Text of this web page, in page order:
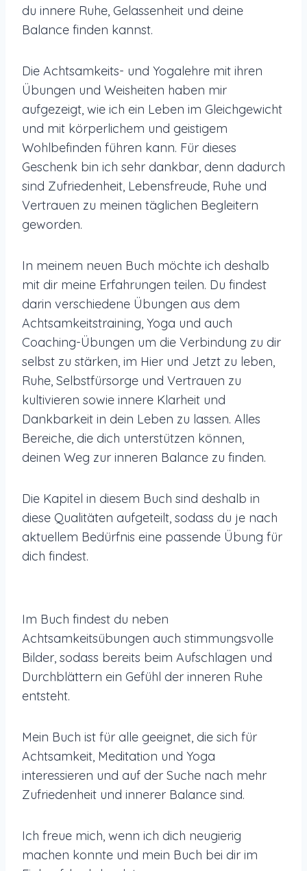
du innere Ruhe, Gelassenheit und deine
Balance finden kannst.
Die Achtsamkeits- und Yogalehre mit ihren
Übungen und Weisheiten haben mir
aufgezeigt, wie ich ein Leben im Gleichgewicht
und mit körperlichem und geistigem
Wohlbefinden führen kann. Für dieses
Geschenk bin ich sehr dankbar, denn dadurch
sind Zufriedenheit, Lebensfreude, Ruhe und
Vertrauen zu meinen täglichen Begleitern
geworden.
In meinem neuen Buch möchte ich deshalb
mit dir meine Erfahrungen teilen. Du findest
darin verschiedene Übungen aus dem
Achtsamkeitstraining, Yoga und auch
Coaching-Übungen um die Verbindung zu dir
selbst zu stärken, im Hier und Jetzt zu leben,
Ruhe, Selbstfürsorge und Vertrauen zu
kultivieren sowie innere Klarheit und
Dankbarkeit in dein Leben zu lassen. Alles
Bereiche, die dich unterstützen können,
deinen Weg zur inneren Balance zu finden.
Die Kapitel in diesem Buch sind deshalb in
diese Qualitäten aufgeteilt, sodass du je nach
aktuellem Bedürfnis eine passende Übung für
dich findest.
Im Buch findest du neben
Achtsamkeitsübungen auch stimmungsvolle
Bilder, sodass bereits beim Aufschlagen und
Durchblättern ein Gefühl der inneren Ruhe
entsteht.
Mein Buch ist für alle geeignet, die sich für
Achtsamkeit, Meditation und Yoga
interessieren und auf der Suche nach mehr
Zufriedenheit und innerer Balance sind.
Ich freue mich, wenn ich dich neugierig
machen konnte und mein Buch bei dir im